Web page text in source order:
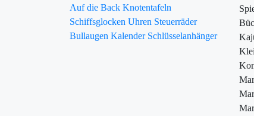
Auf die Back Knotentafeln
Schiffsglocken Uhren Steuerräder
Bullaugen Kalender Schlüsselanhänger